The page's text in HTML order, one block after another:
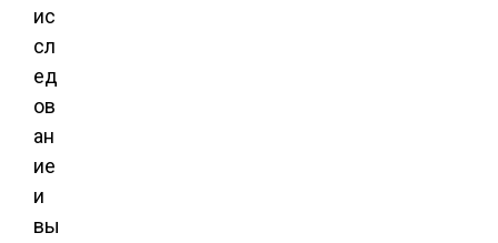
ис
сл
ед
ов
ан
ие
и
вы